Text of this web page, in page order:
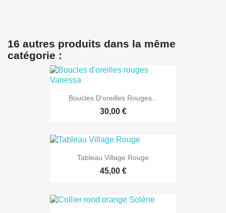
16 autres produits dans la même
catégorie :
Boucles D'oreilles Rouges...
30,00 €
Tableau Village Rouge
45,00 €